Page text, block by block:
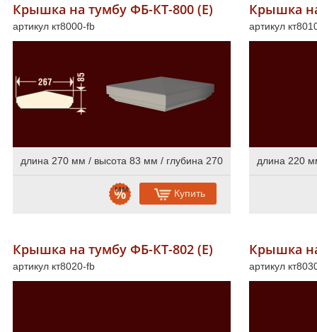
Крышка на тумбу ФБ-КТ-800 (Е)
артикул кт8000-fb
длина 270 мм / высота 83 мм / глубина 270
мм Купить
Крышка
артикул
длина 220
Крышка на тумбу ФБ-КТ-802 (Е)
артикул кт8020-fb
Крышка
артикул